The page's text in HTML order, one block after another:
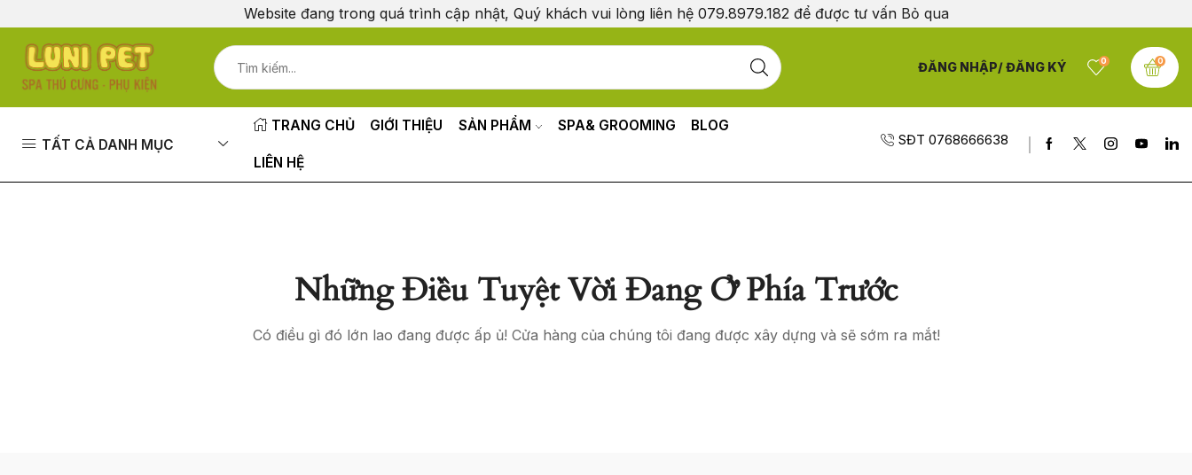
Website đang trong quá trình cập nhật, Quý khách vui lòng liên hệ 079.8979.182 để được tư vấn Bỏ qua
ĐĂNG NHẬP/ ĐĂNG KÝ 0 0
TẤT CẢ DANH MỤC
TRANG CHỦ GIỚI THIỆU SẢN PHẨM SPA& GROOMING BLOG
LIÊN HỆ
SĐT 0768666638
Những Điều Tuyệt Vời Đang Ở Phía Trước
Có điều gì đó lớn lao đang được ấp ủ! Cửa hàng của chúng tôi đang được xây dựng và sẽ sớm ra mắt!